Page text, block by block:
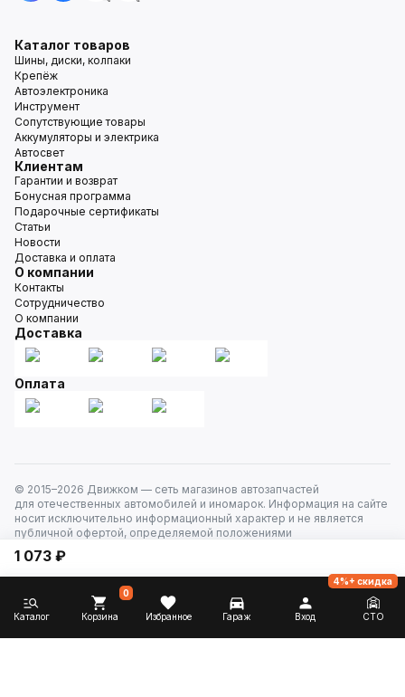
1 073 ₽
Каталог товаров
Шины, диски, колпаки
Крепёж
Автоэлектроника
Инструмент
Сопутствующие товары
Аккумуляторы и электрика
Автосвет
Клиентам
Гарантии и возврат
Бонусная программа
Подарочные сертификаты
Статьи
Новости
Доставка и оплата
О компании
Контакты
Сотрудничество
О компании
Доставка
Оплата
© 2015–2026 Движком — сеть магазинов автозапчастей
для отечественных автомобилей и иномарок. Информация на сайте
носит исключительно информационный характер и не является
публичной офертой, определяемой положениями
Каталог Корзина
0
Избранное Гараж Вход СТО
4%+ скидка